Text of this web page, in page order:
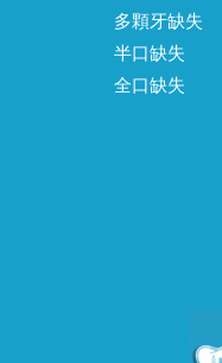
多顆牙缺失
半口缺失
全口缺失